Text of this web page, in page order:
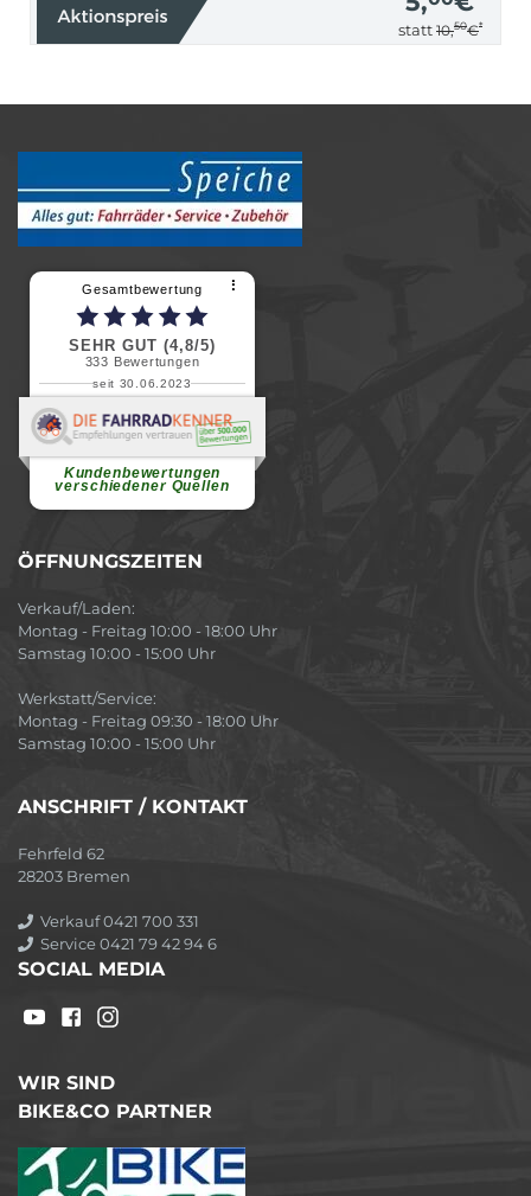
statt 10,50€*
Gesamtbewertung ⠇
SEHR GUT (4,8/5)
333 Bewertungen
seit 30.06.2023
Kundenbewertungen
verschiedener Quellen
Renate H.
Vielen Dank für ein herzliches
ÖFFNUNGSZEITEN
Verkauf/Laden:
Montag - Freitag 10:00 - 18:00 Uhr
Samstag 10:00 - 15:00 Uhr
Werkstatt/Service:
Montag - Freitag 09:30 - 18:00 Uhr
Samstag 10:00 - 15:00 Uhr
ANSCHRIFT / KONTAKT
Fehrfeld 62
28203 Bremen
Verkauf 0421 700 331
Service 0421 79 42 94 6
SOCIAL MEDIA
WIR SIND
BIKE&CO PARTNER